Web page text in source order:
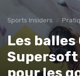
Sports Insiders
Les balles
Avant-
→